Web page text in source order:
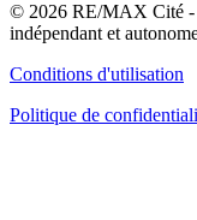
© 2026 RE/MAX Cité -
indépendant et
Conditions d'utilisation
Politique de